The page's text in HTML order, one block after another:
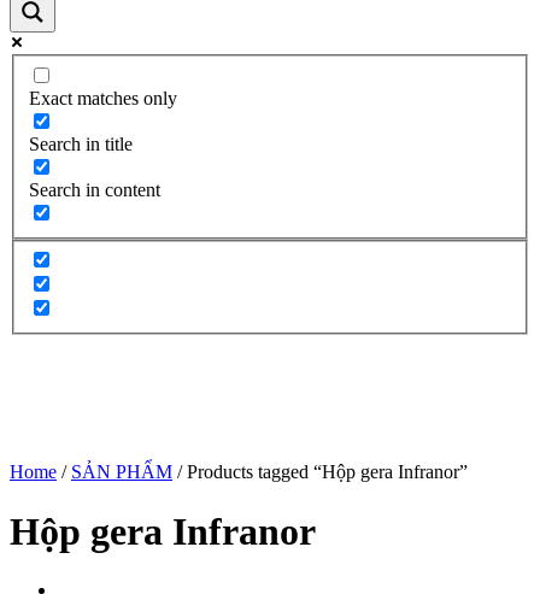
Exact matches only
Search in title
Search in content
Home / SẢN PHẨM / Products tagged “Hộp gera Infranor”
Hộp gera Infranor